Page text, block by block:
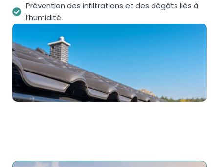
Prévention des infiltrations et des dégâts liés à
l’humidité.